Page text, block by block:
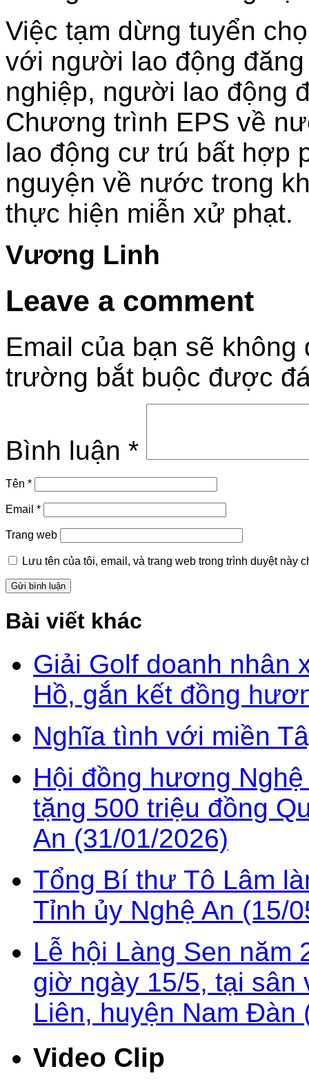
Việc tạm dừng tuyển
với người lao động
nghiệp, người lao động
Chương trình EPS về
lao động cư trú bất hợp
nguyện về nước trong
thực hiện miễn xử phạt.
Vương Linh
Leave a comment
Email của bạn sẽ
trường bắt buộc được
Bình luận *
Tên *
Email *
Trang web
Lưu tên của tôi, email, và trang web trong trình duyệt này
Bài viết khác
Giải Golf doanh nhân
Hồ, gắn kết đồng
Nghĩa tình với miền
Hội đồng hương
tặng 500 triệu đồng
An (31/01/2026)
Tổng Bí thư Tô Lâm
Tỉnh ủy Nghệ An (15/
Lễ hội Làng Sen năm
giờ ngày 15/5, tại sân
Liên, huyện Nam Đàn
Video Clip